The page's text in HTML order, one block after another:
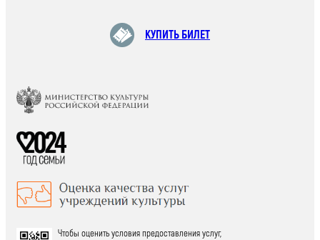
КУПИТЬ БИЛЕТ
Чтобы оценить условия предоставления услуг,